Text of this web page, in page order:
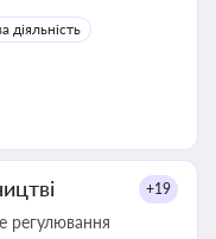
діяльність
+19
регулювання